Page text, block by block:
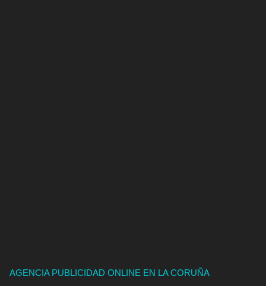
AGENCIA PUBLICIDAD ONLINE EN LA CORUÑA